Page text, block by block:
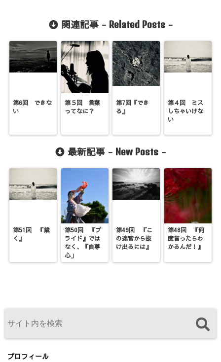
関連記事 - Related Posts-
第6回 できな
い
第５回 言葉
ってなに？
第7回『でき
る』
第４回 ミス
しちゃいけな
い
最新記事 - New Posts -
第51回 『裁
く』
第50回 『プ
ライド』では
なく、『自尊
心」
第49回 『こ
の迷宮から抜
け出るには』
第48回 『何
度言ったらわ
かるんだ！』
プロフィール